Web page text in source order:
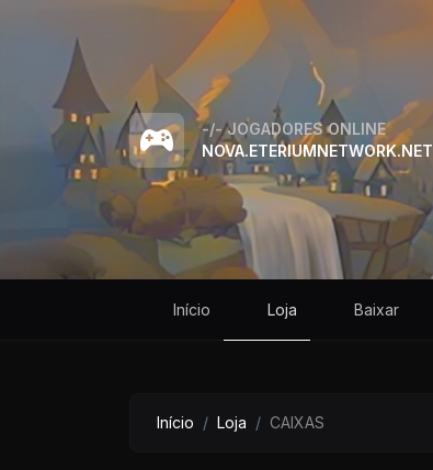
-/- JOGADORES ONLINE
NOVA.ETERIUMNETWORK.NET
Início Loja Baixar
Início Loja CAIXAS